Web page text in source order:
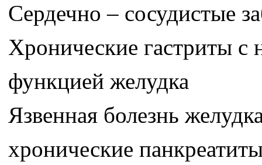
Сердечно – сосудистые
Хронические гастриты
функцией желудка
Язвенная болезнь
хронические